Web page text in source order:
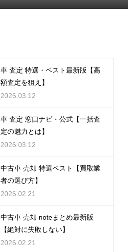
車 査定 特選・ベスト最新版【高
額査定を狙え】
2026.03.12
車 査定 窓口ナビ・公式【一括査
定の魅力とは】
2026.03.12
中古車 売却 特選ベスト【買取業
者の選び方】
2026.02.21
中古車 売却 noteまとめ最新版
【絶対に失敗しない】
2026.02.21